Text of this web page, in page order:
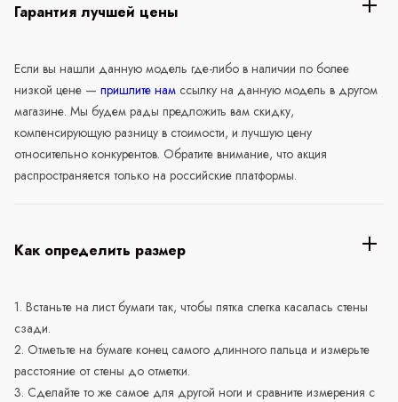
Гарантия лучшей цены
Если вы нашли данную модель где-либо в наличии по более
низкой цене — пришлите нам ссылку на данную модель в другом
магазине. Мы будем рады предложить вам скидку,
компенсирующую разницу в стоимости, и лучшую цену
относительно конкурентов. Обратите внимание, что акция
распространяется только на российские платформы.
Как определить размер
1. Встаньте на лист бумаги так, чтобы пятка слегка касалась стены
сзади.
2. Отметьте на бумаге конец самого длинного пальца и измерьте
расстояние от стены до отметки.
3. Сделайте то же самое для другой ноги и сравните измерения с